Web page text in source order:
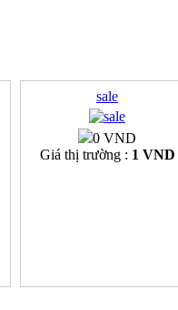
sale
0 VND
Giá thị trường : 1 VND